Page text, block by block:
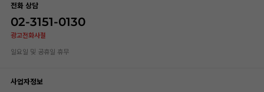
전화 상담
02-3151-0130
광고전화사절
일요일 및 공휴일 휴무
사업자정보